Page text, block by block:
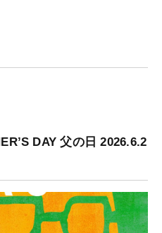
DAY 父の日 2026.6.2